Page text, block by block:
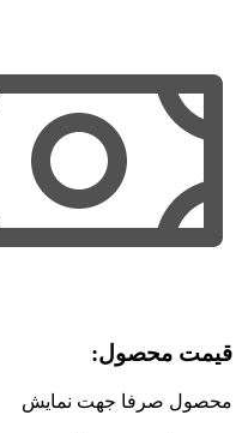
قیمت محصول:​
محصول صرفا جهت نمایش